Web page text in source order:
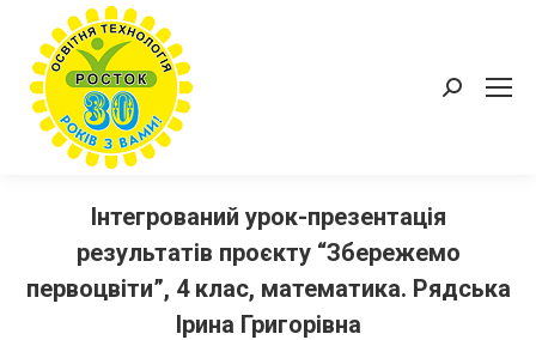
Пошук:
Інтегрований урок-презентація
результатів проєкту “Збережемо
первоцвіти”, 4 клас, математика. Рядська
Ірина Григорівна